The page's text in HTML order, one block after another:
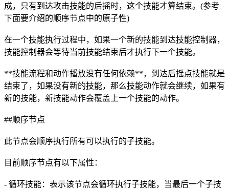
成，只有到达攻击技能的后摇时，这个技能才算结束。(参考
下面要介绍的顺序节点中的原子性)
在一个技能执行过程中，如果一个新的技能到达技能控制器，
技能控制器会等待当前技能结束后才执行下一个技能。
**技能流程和动作播放没有任何依赖**，到达后摇点技能就是
结束了，如果没有新的技能，那么技能动作就会继续，如果有
新的技能，新技能动作会覆盖上一个技能的动作。
##顺序节点
此节点会顺序执行所有可以执行的子技能。
目前顺序节点有以下属性：
- 循环技能：表示该节点会循环执行子技能，当最后一个子技